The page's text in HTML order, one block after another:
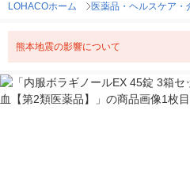
LOHACOホーム 医薬品・ヘルスケア・
熊本地震の影響について